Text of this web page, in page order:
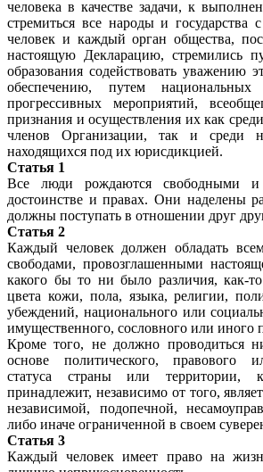
человека в качестве задачи, к
стремиться все народы и
человек и каждый орган общества,
настоящую Декларацию, стремились
образования содействовать уважению
обеспечению, путем
прогрессивных мероприятий,
признания и осуществления их как
членов Организации, так и среди
находящихся под их юрисдикцией.
Статья 1
Все люди рождаются свободными
достоинстве и правах. Они наделены
должны поступать в отношении друг
Статья 2
Каждый человек должен обладать
свободами, провозглашенными
какого бы то ни было различия, как-
цвета кожи, пола, языка, религии,
убеждений, национального или
имущественного, сословного или иного
Кроме того, не должно проводиться
основе политического, правового
статуса страны или территории,
принадлежит, независимо от того,
независимой, подопечной,
либо иначе ограниченной в своем
Статья 3
Каждый человек имеет право на